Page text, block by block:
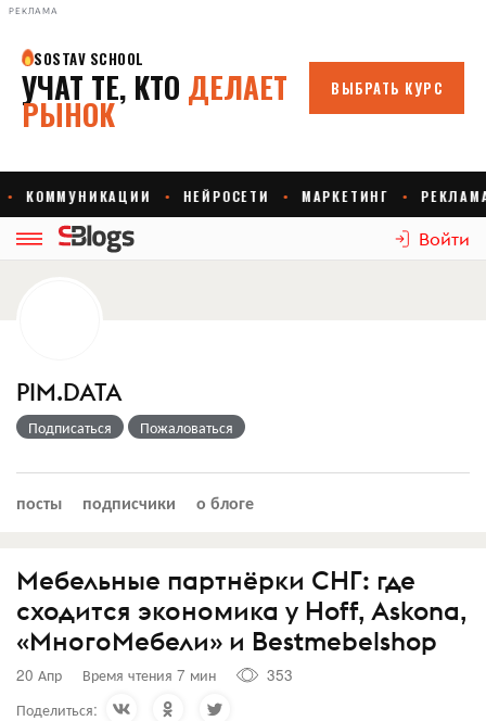
РЕКЛАМА
Войти
PIM.DATA
Подписаться Пожаловаться
посты подписчики о блоге
Мебельные партнёрки СНГ: где
сходится экономика у Hoff, Askona,
«МногоМебели» и Bestmebelshop
20 Апр Время чтения 7 мин
353
Поделиться: